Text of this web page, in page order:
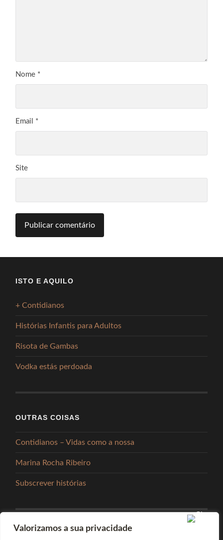
Valorizamos a sua privacidade
Nome *
Email *
Site
ISTO E AQUILO
+ Contidianos
Histórias Infantis para Adultos
Risota de Gambas
Vodka estás perdoada
OUTRAS COISAS
Contidianos – Vidas como a nossa
Marina Rocha Ribeiro
Subscrever histórias